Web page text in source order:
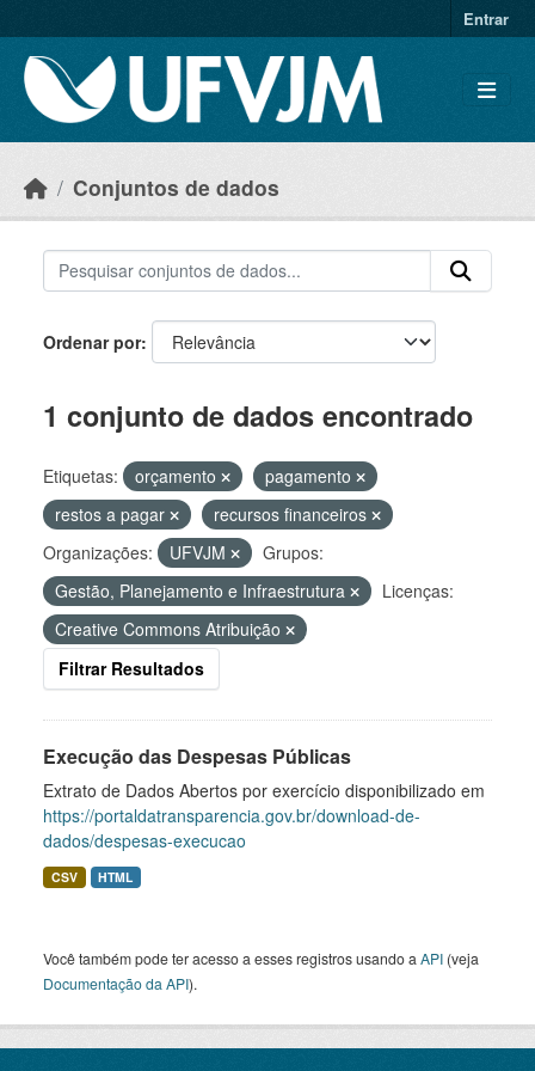
Entrar
Conjuntos de dados
Ordenar por
1 conjunto de dados encontrado
Etiquetas: orçamento
pagamento
restos a pagar
recursos financeiros
Organizações:
UFVJM
Grupos:
Gestão, Planejamento e Infraestrutura
Licenças:
Creative Commons Atribuição
Filtrar Resultados
Execução das Despesas Públicas
Extrato de Dados Abertos por exercício disponibilizado em
https://portaldatransparencia.gov.br/download-de-
dados/despesas-execucao
CSV HTML
Você também pode ter acesso a esses registros usando a API (veja
Documentação da API).